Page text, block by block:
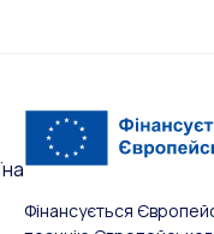
Фінансується